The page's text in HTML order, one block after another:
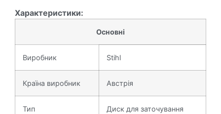
Характеристики:
Основні
Виробник Stihl
Країна виробник Австрія
Тип Диск для заточування